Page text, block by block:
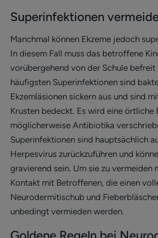
Superinfektionen
Manchmal können Ekzeme jedoch
In diesem Fall muss das betroffene
vorübergehend von der Schule befreit
häufigsten Superinfektionen sind
Ekzemläsionen sickern aus und sind
Krusten bedeckt. Es wird eine örtliche
möglicherweise Antibiotika
Superinfektionen sind hauptsächlich
Herpesvirus zurückzuführen und
gravierend sein. Um sie zu vermeiden
Kontakt mit Betroffenen, die einen
Neurodermitischub und
unbedingt vermieden werden.
Goldene Regeln bei